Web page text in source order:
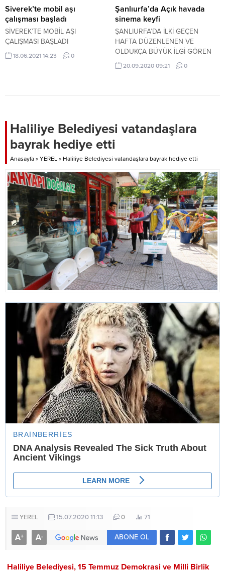
Siverek’te mobil aşı
çalışması başladı
SİVEREK’TE MOBİL AŞI
ÇALIŞMASI BAŞLADI
18.06.2021 14:23 0
Şanlıurfa’da Açık havada
sinema keyfi
ŞANLIURFA’DA İLKİ GEÇEN
HAFTA DÜZENLENEN VE
OLDUKÇA BÜYÜK İLGİ GÖREN
ARABADA SİNEMA ETKİNLİĞİNİN
İKİNCİSİ GERÇEKLEŞTİRİLDİ.
20.09.2020 09:21 0
Haliliye Belediyesi vatandaşlara
bayrak hediye etti
Anasayfa » YEREL » Haliliye Belediyesi vatandaşlara bayrak hediye etti
YEREL 15.07.2020 11:13 0 71
A+ A- ABONE OL
Haliliye Belediyesi, 15 Temmuz Demokrasi ve Milli Birlik